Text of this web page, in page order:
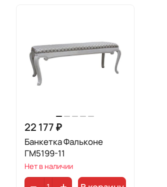
22 177 ₽
Банкетка Фальконе
ГМ5199-11
Нет в наличии